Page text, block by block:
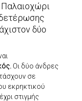
δύο
Οι δύο άνδρες
σε
εκρηκτικού
στιγμής